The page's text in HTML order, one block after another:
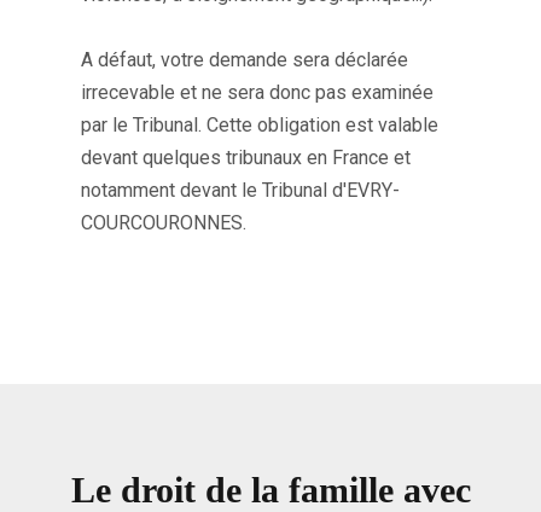
A défaut, votre demande sera déclarée
irrecevable et ne sera donc pas examinée
par le Tribunal. Cette obligation est valable
devant quelques tribunaux en France et
notamment devant le Tribunal d'EVRY-
COURCOURONNES.
Le droit de la famille avec